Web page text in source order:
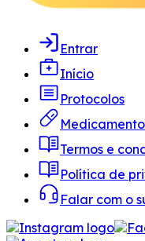
Entrar
Início
Protocolos
Termos e
Política de
Falar com o